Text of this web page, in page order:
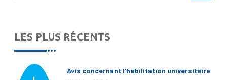
LES PLUS RÉCENTS
Avis concernant l’habilitation universitaire